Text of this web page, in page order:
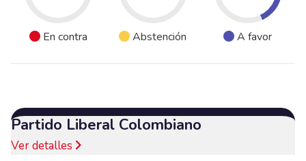
En contra Abstención A favor
Partido Liberal Colombiano
Ver detalles